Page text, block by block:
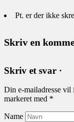
Pt. er der ikke
Skriv en
Skriv et svar ·
Din e-mailadresse
markeret med *
Name